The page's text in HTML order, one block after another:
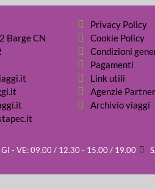
Barge CN
Privacy Policy
Cookie Policy
Condizioni
Pagamenti
Link utili
Agenzie Partner
Archivio viaggi
- VE: 09.00 / 12.30 - 15.00 / 19.00